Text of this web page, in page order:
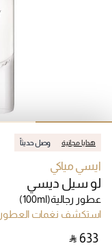
هدايا مجانية وصل حديثاً
ايسي مياكي
لو سيل ديسي
عطور رجالية(100ml)
استكشف نغمات العطور
‎ ⃁ ⁦633⁩ ‎